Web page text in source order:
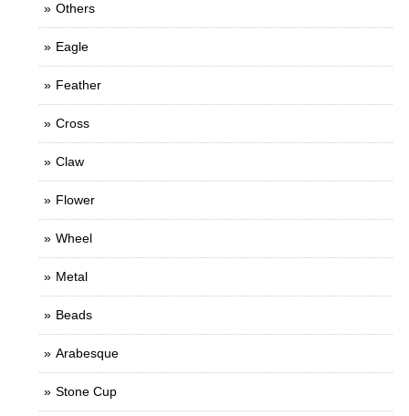
Others
Eagle
Feather
Cross
Claw
Flower
Wheel
Metal
Beads
Arabesque
Stone Cup